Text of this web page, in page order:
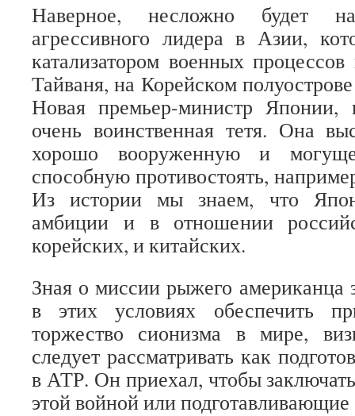
Наверное, несложно будет
агрессивного лидера в Азии,
катализатором военных
Тайваня, на Корейском
Новая премьер-министр
очень воинственная тетя. Она
хорошо вооруженную и
способную противостоять,
Из истории мы знаем, что
амбиции и в отношении
корейских, и китайских.
Зная о миссии рыжего американца
в этих условиях обеспечить
торжество сионизма в мире,
следует рассматривать как
в АТР. Он приехал, чтобы
этой войной или подготавливающие